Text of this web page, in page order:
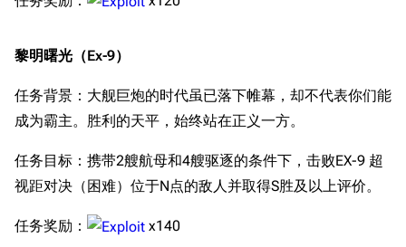
黎明曙光（Ex-9）
任务背景：大舰巨炮的时代虽已落下帷幕，却不代表你们能
成为霸主。胜利的天平，始终站在正义一方。
任务目标：携带2艘航母和4艘驱逐的条件下，击败EX-9 超
视距对决（困难）位于N点的敌人并取得S胜及以上评价。
任务奖励： x140